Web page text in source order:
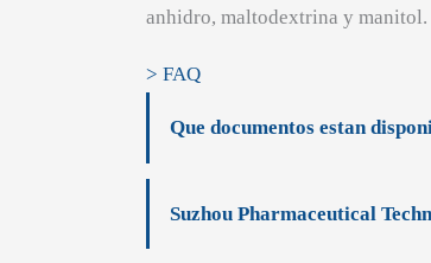
anhidro, maltodextrina y manitol.
> FAQ
Que documentos estan
Suzhou Pharmaceutical